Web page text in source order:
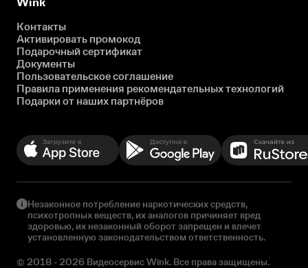
Wink
Контакты
Активировать промокод
Подарочный сертификат
Документы
Пользовательское соглашение
Правила применения рекомендательных технологий
Подарки от наших партнёров
Незаконное потребление наркотических средств,
психотропных веществ, их аналогов причиняет вред
здоровью, их незаконный оборот запрещен и влечет
установленную законодательством ответственность.
© 2018 - 2026 Видеосервис Wink. Все права защищены.